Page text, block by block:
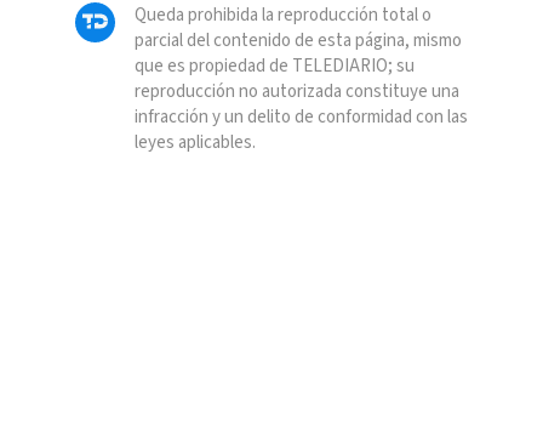
Queda prohibida la reproducción total o
parcial del contenido de esta página, mismo
que es propiedad de TELEDIARIO; su
reproducción no autorizada constituye una
infracción y un delito de conformidad con las
leyes aplicables.